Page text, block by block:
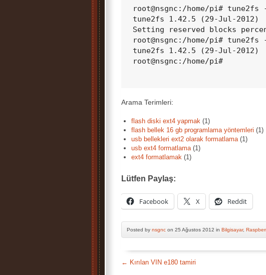
root@nsgnc:/home/pi# tune2fs
tune2fs 1.42.5 (29-Jul-2012)
Setting reserved blocks
root@nsgnc:/home/pi# tune2fs
tune2fs 1.42.5 (29-Jul-2012)
root@nsgnc:/home/pi#
Arama Terimleri:
flash diski ext4 yapmak (1)
flash bellek 16 gb programlama yöntemleri (1)
usb bellekleri ext2 olarak formatlama(1)
usb ext4 formatlama(1)
ext4 formatlamak (1)
Lütfen Paylaş:
Facebook X Reddit
Posted by nsgnc on 25 Ağustos 2012 in Bilgisayar,
← Kırılan VIN e180 tamiri